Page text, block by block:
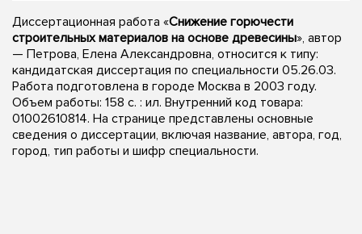
Диссертационная работа «Снижение горючести
строительных материалов на основе древесины», автор
— Петрова, Елена Александровна, относится к типу:
кандидатская диссертация по специальности 05.26.03.
Работа подготовлена в городе Москва в 2003 году.
Объем работы: 158 с. : ил. Внутренний код товара:
01002610814. На странице представлены основные
сведения о диссертации, включая название, автора, год,
город, тип работы и шифр специальности.